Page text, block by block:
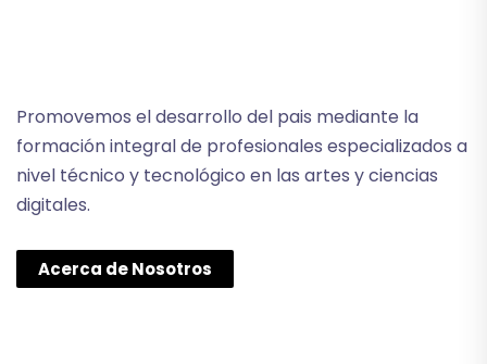
Promovemos el desarrollo del pais mediante la
formación integral de profesionales especializados a
nivel técnico y tecnológico en las artes y ciencias
digitales.
Acerca de Nosotros